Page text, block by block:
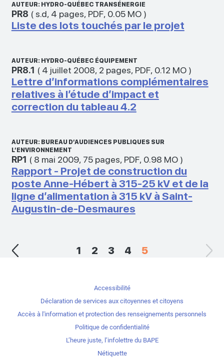
AUTEUR: HYDRO-QUÉBEC TRANSÉNERGIE
PR8 ( s.d, 4 pages, PDF, 0.05 MO)
Liste des lots touchés par le projet
AUTEUR: HYDRO-QUÉBEC ÉQUIPEMENT
PR8.1 ( 4 juillet 2008, 2 pages, PDF, 0.12 MO)
Lettre d’informations complémentaires
relatives à l’étude d’impact et
correction du tableau 4.2
AUTEUR: BUREAU D’AUDIENCES PUBLIQUES SUR
L’ENVIRONNEMENT
RP1 ( 8 mai 2009, 75 pages, PDF, 0.98 MO)
Rapport - Projet de construction du
poste Anne-Hébert à 315-25 kV et de la
ligne d’alimentation à 315 kV à Saint-
Augustin-de-Desmaures
1 2 3 4 5
Accessibilité
Déclaration de services aux citoyennes et citoyens
Accès à l'information et protection des renseignements personnels
Politique de confidentialité
L’heure juste, l’infolettre du BAPE
Nétiquette